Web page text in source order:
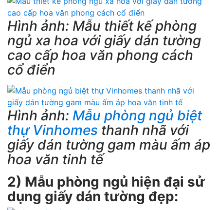
Hình ảnh: Mẫu thiết kế phòng
ngủ xa hoa với giấy dán tường
cao cấp hoa văn phong cách
cổ điển
Hình ảnh: Mẫu phòng ngủ biệt
thự Vinhomes thanh nhã với
giấy dán tường gam màu ấm áp
hoa văn tinh tế
2) Mẫu phòng ngủ hiện đại sử
dụng giấy dán tường đẹp: